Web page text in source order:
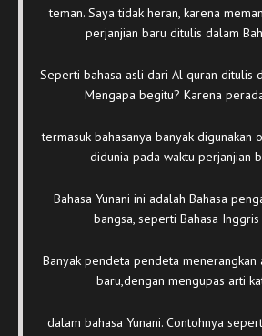
teman. Saya tidak heran, karena
perjanjian baru ditulis dalam
Seperti bahasa asli dari Al quran ditulis
Mengapa begitu? Karena
termasuk bahasanya banyak digunakan
didunia pada waktu perjanjian
Bahasa Yunani ini adalah Bahasa
bangsa, seperti Bahasa Inggris
Banyak pendeta pendeta menerangkan
baru,dengan mengupas arti
dalam bahasa Yunani. Contohnya